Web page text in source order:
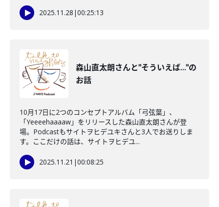
2025.11.28 |00:25:13
森山直太朗さんと"そういえば…"の
お話
10月17日に2つのコンセプトアルバム「弓弦葉」、
「Yeeeehaaaaw」をリリースした森山直太朗さんが登
場。Podcastもサイトヲヒデユキさんと3人でお送りしま
す。ここだけの話は、サイトヲヒデユ...
2025.11.21 |00:08:25